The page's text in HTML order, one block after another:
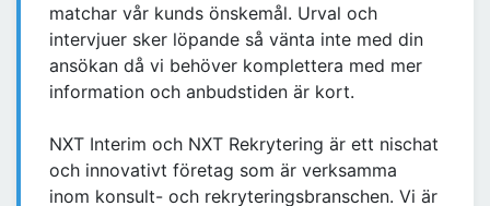
matchar vår kunds önskemål. Urval och
intervjuer sker löpande så vänta inte med din
ansökan då vi behöver komplettera med mer
information och anbudstiden är kort.
NXT Interim och NXT Rekrytering är ett nischat
och innovativt företag som är verksamma
inom konsult- och rekryteringsbranschen. Vi är